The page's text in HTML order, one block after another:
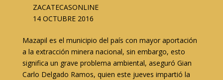
ZACATECASONLINE
14 OCTUBRE 2016
Mazapil es el municipio del país con mayor aportación
a la extracción minera nacional, sin embargo, esto
significa un grave problema ambiental, aseguró Gian
Carlo Delgado Ramos, quien este jueves impartió la